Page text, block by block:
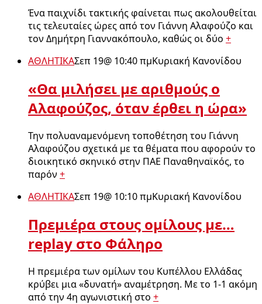
Ένα παιχνίδι τακτικής φαίνεται πως ακολουθείται
τις τελευταίες ώρες από τον Γιάννη Αλαφούζο και
τον Δημήτρη Γιαννακόπουλο, καθώς οι δύο +
ΑΘΛΗΤΙΚΑΣεπ 19@ 10:40 πμΚυριακή Κανονίδου
«Θα μιλήσει με αριθμούς ο
Αλαφούζος, όταν έρθει η ώρα»
Την πολυαναμενόμενη τοποθέτηση του Γιάννη
Αλαφούζου σχετικά με τα θέματα που αφορούν το
διοικητικό σκηνικό στην ΠΑΕ Παναθηναϊκός, το
παρόν +
ΑΘΛΗΤΙΚΑΣεπ 19@ 10:10 πμΚυριακή Κανονίδου
Πρεμιέρα στους ομίλους με…
replay στο Φάληρο
Η πρεμιέρα των ομίλων του Κυπέλλου Ελλάδας
κρύβει μια «δυνατή» αναμέτρηση. Με το 1-1 ακόμη
από την 4η αγωνιστική στο +